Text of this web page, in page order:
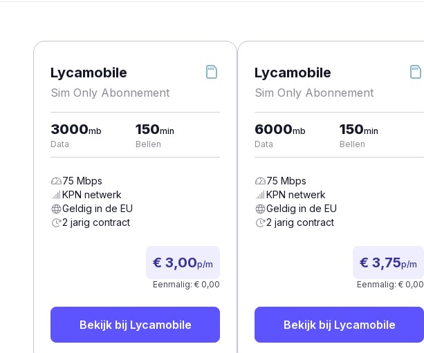
Lycamobile
Sim Only Abonnement
3000mb
Data
150min
Bellen
75 Mbps
KPN netwerk
Geldig in de EU
2 jarig contract
€ 3,00p/m
Eenmalig: € 0,00
Bekijk bij Lycamobile
Lycamobile
Sim Only Abonnement
6000mb
Data
150min
Bellen
75 Mbps
KPN netwerk
Geldig in de EU
2 jarig contract
€ 3,75p/m
Eenmalig: € 0,00
Bekijk bij Lycamobile